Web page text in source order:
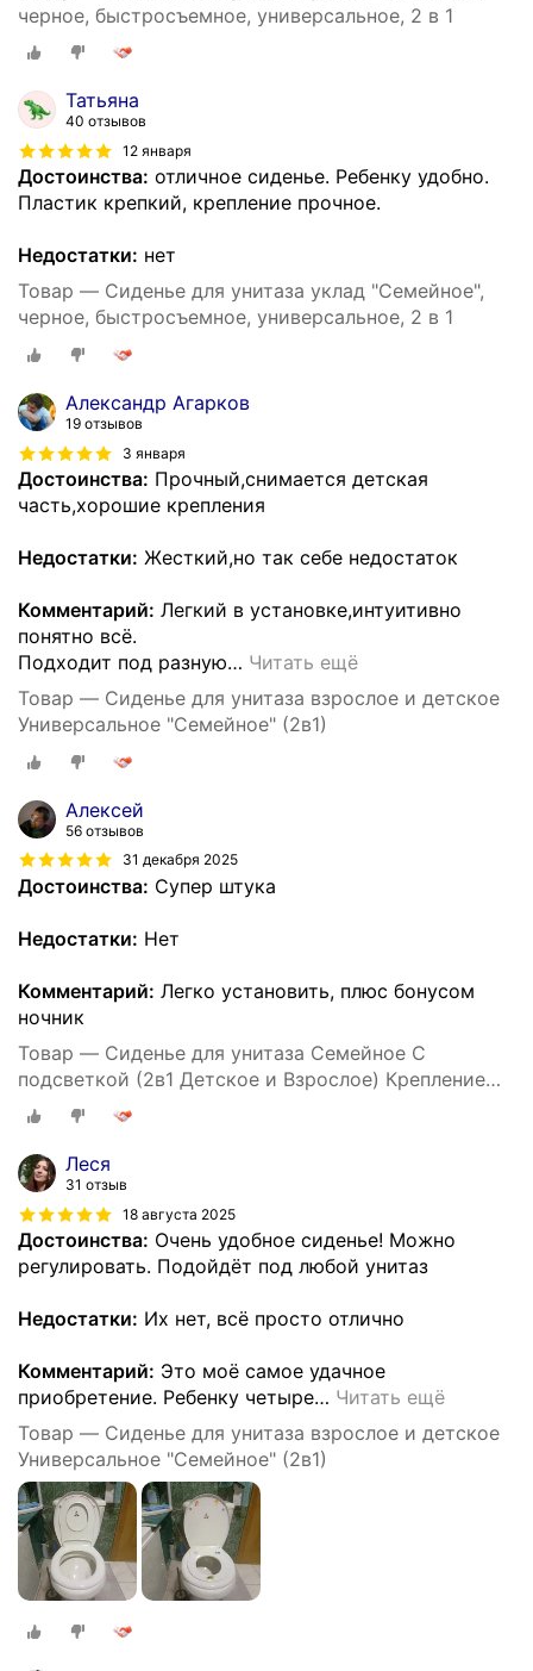
черное, быстросъемное, универсальное, 2 в 1
Татьяна
40 отзывов
12 января
Достоинства: отличное сиденье. Ребенку удобно.
Пластик крепкий, крепление прочное.
Недостатки: нет
Товар — Сиденье для унитаза уклад "Семейное",
черное, быстросъемное, универсальное, 2 в 1
Александр Агарков
19 отзывов
3 января
Достоинства: Прочный,снимается детская
часть,хорошие крепления
Недостатки: Жесткий,но так себе недостаток
Комментарий: Легкий в установке,интуитивно
понятно всё.
Подходит под разную… Читать ещё
Товар — Сиденье для унитаза взрослое и детское
Универсальное "Семейное" (2в1)
Алексей
56 отзывов
31 декабря 2025
Достоинства: Супер штука
Недостатки: Нет
Комментарий: Легко установить, плюс бонусом
ночник
Товар — Сиденье для унитаза Семейное С
подсветкой (2в1 Детское и Взрослое) Крепление
158 мм, Длинна 408 мм, Ширина 362 мм -Уклад
Леся
31 отзыв
18 августа 2025
Достоинства: Очень удобное сиденье! Можно
регулировать. Подойдёт под любой унитаз
Недостатки: Их нет, всё просто отлично
Комментарий: Это моё самое удачное
приобретение. Ребенку четыре… Читать ещё
Товар — Сиденье для унитаза взрослое и детское
Универсальное "Семейное" (2в1)